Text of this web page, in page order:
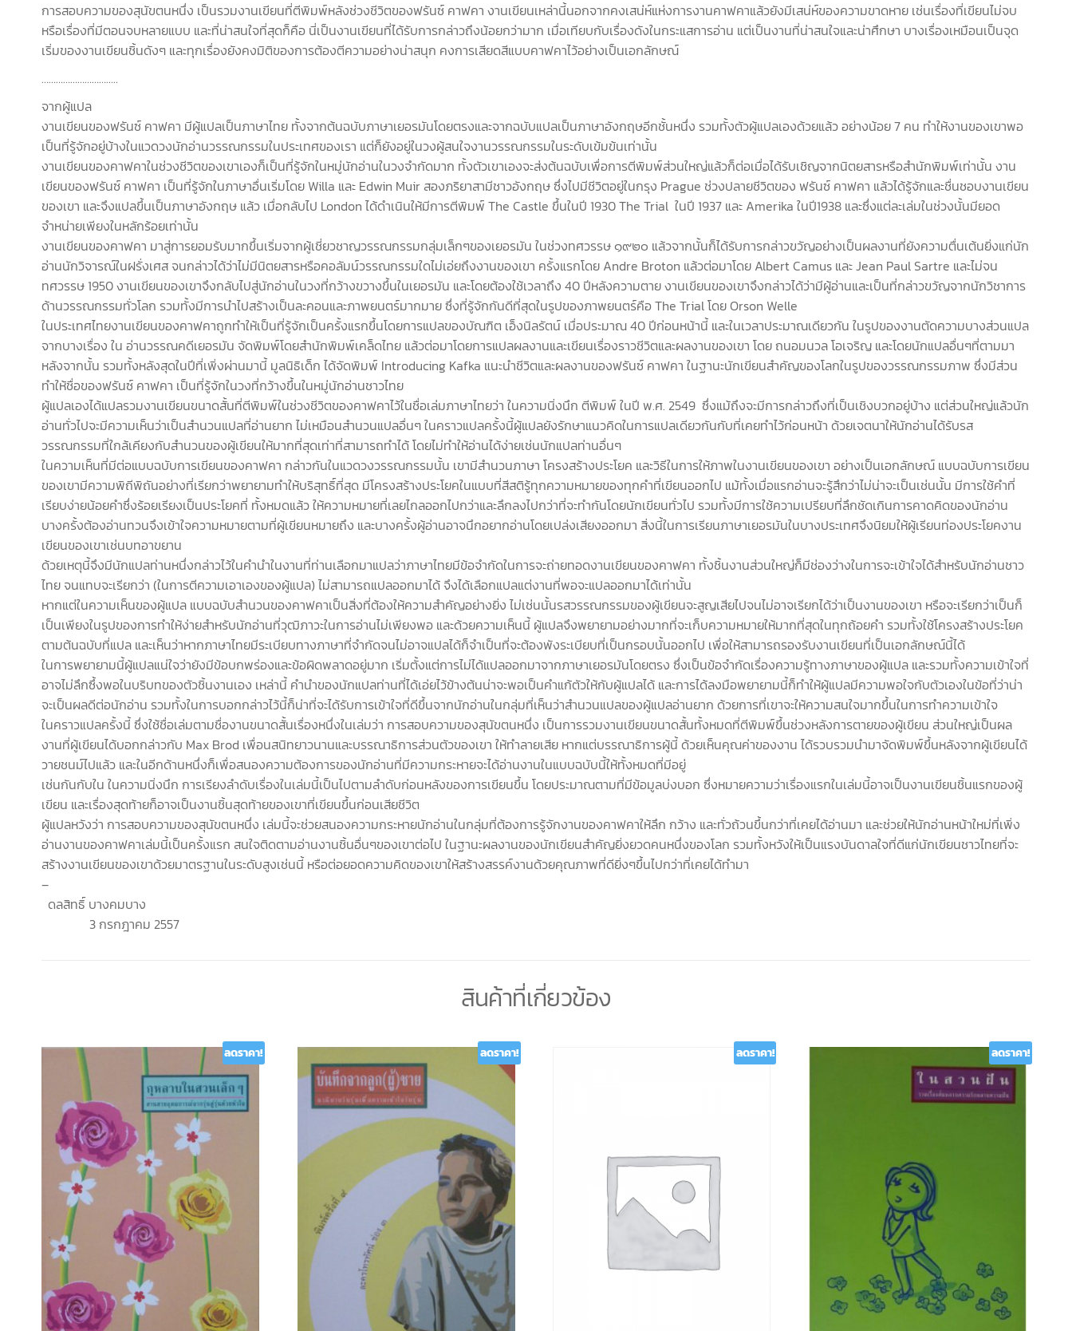
การสอบความของสุนัขตนหนึ่ง เป็นรวมงานเขียนที่ตีพิมพ์หลังช่วงชีวิตของฟรันซ์ คาฟคา งานเขียนเหล่านี้นอกจากคงเสน่ห์แห่งการงานคาฟคาแล้วยังมีเสน่ห์ของความขาดหาย เช่นเรื่องที่เขียนไม่จบ
หรือเรื่องที่มีตอนจบหลายแบบ และที่น่าสนใจที่สุดก็คือ นี่เป็นงานเขียนที่ได้รับการกล่าวถึงน้อยกว่ามาก เมื่อเทียบกับเรื่องดังในกระแสการอ่าน แต่เป็นงานที่น่าสนใจและน่าศึกษา บางเรื่องเหมือนเป็นจุด
เริ่มของงานเขียนชิ้นดังๆ และทุกเรื่องยังคงมิติของการต้องตีความอย่างน่าสนุก คงการเสียดสีแบบคาฟคาไว้อย่างเป็นเอกลักษณ์
…………………………..
จากผู้แปล
งานเขียนของฟรันซ์ คาฟคา มีผู้แปลเป็นภาษาไทย ทั้งจากต้นฉบับภาษาเยอรมันโดยตรงและจากฉบับแปลเป็นภาษาอังกฤษอีกชั้นหนึ่ง รวมทั้งตัวผู้แปลเองด้วยแล้ว อย่างน้อย 7 คน ทำให้งานของเขาพอ
เป็นที่รู้จักอยู่บ้างในแวดวงนักอ่านวรรณกรรมในประเทศของเรา แต่ก็ยังอยู่ในวงผู้สนใจงานวรรณกรรมในระดับเข้มข้นเท่านั้น
งานเขียนของคาฟคาในช่วงชีวิตของเขาเองก็เป็นที่รู้จักในหมู่นักอ่านในวงจำกัดมาก ทั้งตัวเขาเองจะส่งต้นฉบับเพื่อการตีพิมพ์ส่วนใหญ่แล้วก็ต่อเมื่อได้รับเชิญจากนิตยสารหรือสำนักพิมพ์เท่านั้น งาน
เขียนของฟรันซ์ คาฟคา เป็นที่รู้จักในภาษาอื่นเริ่มโดย Willa และ Edwin Muir สองภริยาสามีชาวอังกฤษ ซึ่งไปมีชีวิตอยู่ในกรุง Prague ช่วงปลายชีวิตของ ฟรันซ์ คาฟคา แล้วได้รู้จักและชื่นชอบงานเขียน
ของเขา และจึงแปลขึ้นเป็นภาษาอังกฤษ แล้ว เมื่อกลับไป London ได้ดำเนินให้มีการตีพิมพ์ The Castle ขึ้นในปี 1930 The Trial ในปี 1937 และ Amerika ในปี1938 และซึ่งแต่ละเล่มในช่วงนั้นมียอด
จำหน่ายเพียงในหลักร้อยเท่านั้น
งานเขียนของคาฟคา มาสู่การยอมรับมากขึ้นเริ่มจากผู้เชี่ยวชาญวรรณกรรมกลุ่มเล็กๆของเยอรมัน ในช่วงทศวรรษ ๑๙๒๐ แล้วจากนั้นก็ได้รับการกล่าวขวัญอย่างเป็นผลงานที่ยังความตื่นเต้นยิ่งแก่นัก
อ่านนักวิจารณ์ในฝรั่งเศส จนกล่าวได้ว่าไม่มีนิตยสารหรือคอลัมน์วรรณกรรมใดไม่เอ่ยถึงงานของเขา ครั้งแรกโดย Andre Broton แล้วต่อมาโดย Albert Camus และ Jean Paul Sartre และไม่จน
ทศวรรษ 1950 งานเขียนของเขาจึงกลับไปสู่นักอ่านในวงที่กว้างขวางขึ้นในเยอรมัน และโดยต้องใช้เวลาถึง 40 ปีหลังความตาย งานเขียนของเขาจึงกล่าวได้ว่ามีผู้อ่านและเป็นที่กล่าวขวัญจากนักวิชาการ
ด้านวรรณกรรมทั่วโลก รวมทั้งมีการนำไปสร้างเป็นละคอนและภาพยนตร์มากมาย ซึ่งที่รู้จักกันดีที่สุดในรูปของภาพยนตร์คือ The Trial โดย Orson Welle
ในประเทศไทยงานเขียนของคาฟคาถูกทำให้เป็นที่รู้จักเป็นครั้งแรกขึ้นโดยการแปลของบัณฑิต เอ็งนิลรัตน์ เมื่อประมาณ 40 ปีก่อนหน้านี้ และในเวลาประมาณเดียวกัน ในรูปของงานตัดความบางส่วนแปล
จากบางเรื่อง ใน อ่านวรรณคดีเยอรมัน จัดพิมพ์โดยสำนักพิมพ์เคล็ดไทย แล้วต่อมาโดยการแปลผลงานและเขียนเรื่องราวชีวิตและผลงานของเขา โดย ถนอมนวล โอเจริญ และโดยนักแปลอื่นๆที่ตามมา
หลังจากนั้น รวมทั้งหลังสุดในปีที่เพิ่งผ่านมานี้ มูลนิธิเด็ก ได้จัดพิมพ์ Introducing Kafka แนะนำชีวิตและผลงานของฟรันซ์ คาฟคา ในฐานะนักเขียนสำคัญของโลกในรูปของวรรณกรรมภาพ ซึ่งมีส่วน
ทำให้ชื่อของฟรันซ์ คาฟคา เป็นที่รู้จักในวงที่กว้างขึ้นในหมู่นักอ่านชาวไทย
ผู้แปลเองได้แปลรวมงานเขียนขนาดสั้นที่ตีพิมพ์ในช่วงชีวิตของคาฟคาไว้ในชื่อเล่มภาษาไทยว่า ในความนิ่งนึก ตีพิมพ์ ในปี พ.ศ. 2549 ซึ่งแม้ถึงจะมีการกล่าวถึงที่เป็นเชิงบวกอยู่บ้าง แต่ส่วนใหญ่แล้วนัก
อ่านทั่วไปจะมีความเห็นว่าเป็นสำนวนแปลที่อ่านยาก ไม่เหมือนสำนวนแปลอื่นๆ ในคราวแปลครั้งนี้ผู้แปลยังรักษาแนวคิดในการแปลเดียวกันกับที่เคยทำไว้ก่อนหน้า ด้วยเจตนาให้นักอ่านได้รับรส
วรรณกรรมที่ใกล้เคียงกับสำนวนของผู้เขียนให้มากที่สุดเท่าที่สามารถทำได้ โดยไม่ทำให้อ่านได้ง่ายเช่นนักแปลท่านอื่นๆ
ในความเห็นที่มีต่อแบบฉบับการเขียนของคาฟคา กล่าวกันในแวดวงวรรณกรรมนั้น เขามีสำนวนภาษา โครงสร้างประโยค และวิธีในการให้ภาพในงานเขียนของเขา อย่างเป็นเอกลักษณ์ แบบฉบับการเขียน
ของเขามีความพิถีพิถันอย่างที่เรียกว่าพยายามทำให้บริสุทธิ์ที่สุด มีโครงสร้างประโยคในแบบที่สีสติรู้ทุกความหมายของทุกคำที่เขียนออกไป แม้ทั้งเมื่อแรกอ่านจะรู้สึกว่าไม่น่าจะเป็นเช่นนั้น มีการใช้คำที่
เรียบง่ายน้อยคำซึ่งร้อยเรียงเป็นประโยคที่ ทั้งหมดแล้ว ให้ความหมายที่เลยไกลออกไปกว่าและลึกลงไปกว่าที่จะทำกันโดยนักเขียนทั่วไป รวมทั้งมีการใช้ความเปรียบที่ลึกชัดเกินการคาดคิดของนักอ่าน
บางครั้งต้องอ่านทวนจึงเข้าใจความหมายตามที่ผู้เขียนหมายถึง และบางครั้งผู้อ่านอาจนึกอยากอ่านโดยเปล่งเสียงออกมา สิ่งนี้ในการเรียนภาษาเยอรมันในบางประเทศจึงนิยมให้ผู้เรียนท่องประโยคงาน
เขียนของเขาเช่นบทอาขยาน
ด้วยเหตุนี้จึงมีนักแปลท่านหนึ่งกล่าวไว้ในคำนำในงานที่ท่านเลือกมาแปลว่าภาษาไทยมีข้อจำกัดในการจะถ่ายทอดงานเขียนของคาฟคา ทั้งชิ้นงานส่วนใหญ่ก็มีช่องว่างในการจะเข้าใจได้สำหรับนักอ่านชาว
ไทย จนแทบจะเรียกว่า (ในการตีความเอาเองของผู้แปล) ไม่สามารถแปลออกมาได้ จึงได้เลือกแปลแต่งานที่พอจะแปลออกมาได้เท่านั้น
หากแต่ในความเห็นของผู้แปล แบบฉบับสำนวนของคาฟคาเป็นสิ่งที่ต้องให้ความสำคัญอย่างยิ่ง ไม่เช่นนั้นรสวรรณกรรมของผู้เขียนจะสูญเสียไปจนไม่อาจเรียกได้ว่าเป็นงานของเขา หรือจะเรียกว่าเป็นก็
เป็นเพียงในรูปของการทำให้ง่ายสำหรับนักอ่านที่วุฒิภาวะในการอ่านไม่เพียงพอ และด้วยความเห็นนี้ ผู้แปลจึงพยายามอย่างมากที่จะเก็บความหมายให้มากที่สุดในทุกถ้อยคำ รวมทั้งใช้โครงสร้างประโยค
ตามต้นฉบับที่แปล และเห็นว่าหากภาษาไทยมีระเบียบทางภาษาที่จำกัดจนไม่อาจแปลได้ก็จำเป็นที่จะต้องพังระเบียบที่เป็นกรอบนั้นออกไป เพื่อให้สามารถรองรับงานเขียนที่เป็นเอกลักษณ์นี้ได้
ในการพยายามนี้ผู้แปลแน่ใจว่ายังมีข้อบกพร่องและข้อผิดพลาดอยู่มาก เริ่มตั้งแต่การไม่ได้แปลออกมาจากภาษาเยอรมันโดยตรง ซึ่งเป็นข้อจำกัดเรื่องความรู้ทางภาษาของผู้แปล และรวมทั้งความเข้าใจที่
อาจไม่ลึกซึ้งพอในบริบทของตัวชิ้นงานเอง เหล่านี้ คำนำของนักแปลท่านที่ได้เอ่ยไว้ข้างต้นน่าจะพอเป็นคำแก้ตัวให้กับผู้แปลได้ และการได้ลงมือพยายามนี้ก็ทำให้ผู้แปลมีความพอใจกับตัวเองในข้อที่ว่าน่า
จะเป็นผลดีต่อนักอ่าน รวมทั้งในการบอกกล่าวไว้นี้ก็น่าที่จะได้รับการเข้าใจที่ดีขึ้นจากนักอ่านในกลุ่มที่เห็นว่าสำนวนแปลของผู้แปลอ่านยาก ด้วยการที่เขาจะให้ความสนใจมากขึ้นในการทำความเข้าใจ
ในคราวแปลครั้งนี้ ซึ่งใช้ชื่อเล่มตามชื่องานขนาดสั้นเรื่องหนึ่งในเล่มว่า การสอบความของสุนัขตนหนึ่ง เป็นการรวมงานเขียนขนาดสั้นทั้งหมดที่ตีพิมพ์ขึ้นช่วงหลังการตายของผู้เขียน ส่วนใหญ่เป็นผล
งานที่ผู้เขียนได้บอกกล่าวกับ Max Brod เพื่อนสนิทยาวนานและบรรณาธิการส่วนตัวของเขา ให้ทำลายเสีย หากแต่บรรณาธิการผู้นี้ ด้วยเห็นคุณค่าของงาน ได้รวบรวมนำมาจัดพิมพ์ขึ้นหลังจากผู้เขียนได้
วายชนม์ไปแล้ว และในอีกด้านหนึ่งก็เพื่อสนองความต้องการของนักอ่านที่มีความกระหายจะได้อ่านงานในแบบฉบับนี้ให้ทั้งหมดที่มีอยู่
เช่นกันกับใน ในความนิ่งนึก การเรียงลำดับเรื่องในเล่มนี้เป็นไปตามลำดับก่อนหลังของการเขียนขึ้น โดยประมาณตามที่มีข้อมูลบ่งบอก ซึ่งหมายความว่าเรื่องแรกในเล่มนี้อาจเป็นงานเขียนชิ้นแรกของผู้
เขียน และเรื่องสุดท้ายก็อาจเป็นงานชิ้นสุดท้ายของเขาที่เขียนขึ้นก่อนเสียชีวิต
ผู้แปลหวังว่า การสอบความของสุนัขตนหนึ่ง เล่มนี้จะช่วยสนองความกระหายนักอ่านในกลุ่มที่ต้องการรู้จักงานของคาฟคาให้ลึก กว้าง และทั่วถ้วนขึ้นกว่าที่เคยได้อ่านมา และช่วยให้นักอ่านหน้าใหม่ที่เพิ่ง
อ่านงานของคาฟคาเล่มนี้เป็นครั้งแรก สนใจติดตามอ่านงานชิ้นอื่นๆของเขาต่อไป ในฐานะผลงานของนักเขียนสำคัญยิ่งยวดคนหนึ่งของโลก รวมทั้งหวังให้เป็นแรงบันดาลใจที่ดีแก่นักเขียนชาวไทยที่จะ
สร้างงานเขียนของเขาด้วยมาตรฐานในระดับสูงเช่นนี้ หรือต่อยอดความคิดของเขาให้สร้างสรรค์งานด้วยคุณภาพที่ดียิ่งๆขึ้นไปกว่าที่เคยได้ทำมา
–
ดลสิทธิ์ บางคมบาง
3 กรกฎาคม 2557
สินค้าที่เกี่ยวข้อง
ลดราคา! ลดราคา! ลดราคา! ลดราคา!